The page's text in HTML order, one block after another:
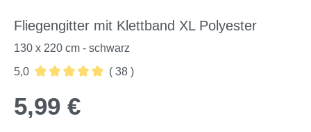
Fliegengitter mit Klettband XL Polyester
130 x 220 cm - schwarz
5,0
( 38 )
5,99 €